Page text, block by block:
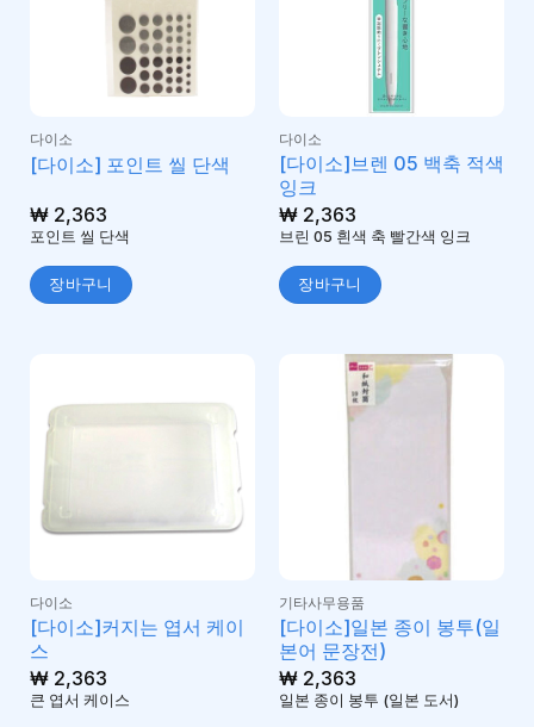
다이소
[다이소] 포인트 씰 단색
₩2,363
포인트 씰 단색
장바구니
다이소
[다이소]브렌 05 백축 적색
잉크
₩2,363
브린 05 흰색 축 빨간색 잉크
장바구니
다이소
[다이소]커지는 엽서 케이
스
₩2,363
큰 엽서 케이스
기타사무용품
[다이소]일본 종이 봉투(일
본어 문장전)
₩2,363
일본 종이 봉투 (일본 도서)